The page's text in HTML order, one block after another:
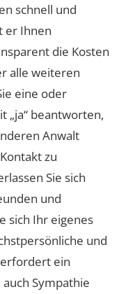
schnell und
er Ihnen
die Kosten
alle weiteren
eine oder
„ja“ beantworten,
Anwalt
zu
Sie sich
und
sich Ihr eigenes
und
ein
Sympathie